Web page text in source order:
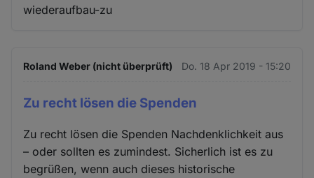
wiederaufbau-zu
Roland Weber (nicht überprüft) Do. 18 Apr 2019 - 15:20
Zu recht lösen die Spenden
Zu recht lösen die Spenden Nachdenklichkeit aus
– oder sollten es zumindest. Sicherlich ist es zu
begrüßen, wenn auch dieses historische